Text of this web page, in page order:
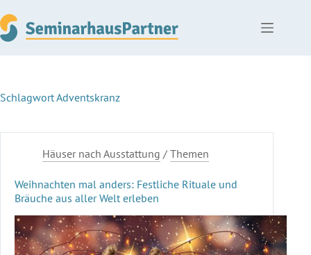
Inhalt
springen
SchlagwortAdventskranz
Häuser nach Ausstattung / Themen
Weihnachten mal anders: Festliche Rituale und
Bräuche aus aller Welt erleben